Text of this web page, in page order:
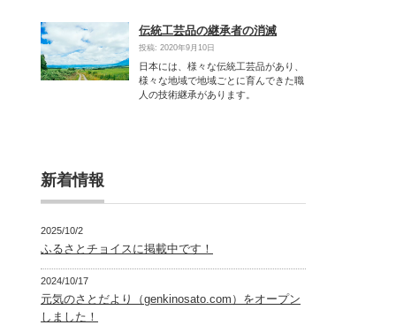
伝統工芸品の継承者の消滅
投稿: 2020年9月10日
日本には、様々な伝統工芸品があり、
様々な地域で地域ごとに育んできた職
人の技術継承があります。
新着情報
2025/10/2
ふるさとチョイスに掲載中です！
2024/10/17
元気のさとだより（genkinosato.com）をオープン
しました！